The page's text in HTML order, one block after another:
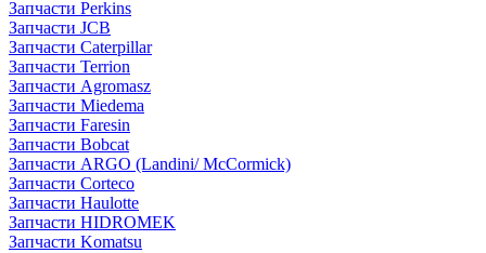
Запчасти Perkins
Запчасти JCB
Запчасти Caterpillar
Запчасти Terrion
Запчасти Agromasz
Запчасти Miedema
Запчасти Faresin
Запчасти Bobcat
Запчасти ARGO (Landini/ McCormick)
Запчасти Corteco
Запчасти Haulotte
Запчасти HIDROMEK
Запчасти Komatsu